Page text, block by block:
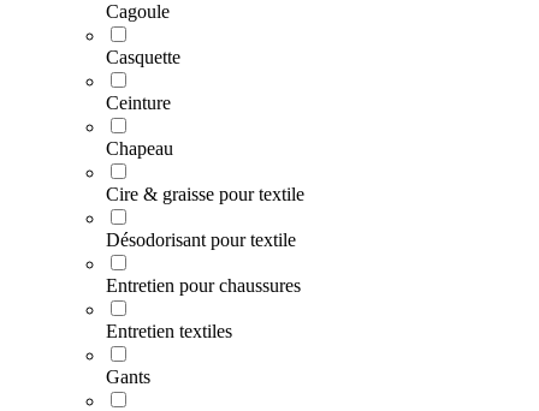
Cagoule
Casquette
Ceinture
Chapeau
Cire & graisse pour textile
Désodorisant pour textile
Entretien pour chaussures
Entretien textiles
Gants